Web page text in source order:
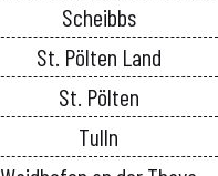
Scheibbs
St. Pölten Land
St. Pölten
Tulln